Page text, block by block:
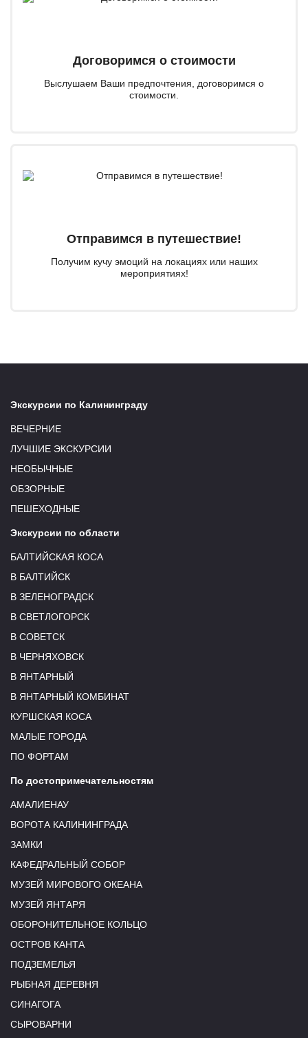
Договоримся о стоимости
Выслушаем Ваши предпочтения, договоримся о
стоимости.
Отправимся в путешествие!
Получим кучу эмоций на локациях или наших
мероприятиях!
Экскурсии по Калининграду
ВЕЧЕРНИЕ
ЛУЧШИЕ ЭКСКУРСИИ
НЕОБЫЧНЫЕ
ОБЗОРНЫЕ
ПЕШЕХОДНЫЕ
Экскурсии по области
БАЛТИЙСКАЯ КОСА
В БАЛТИЙСК
В ЗЕЛЕНОГРАДСК
В СВЕТЛОГОРСК
В СОВЕТСК
В ЧЕРНЯХОВСК
В ЯНТАРНЫЙ
В ЯНТАРНЫЙ КОМБИНАТ
КУРШСКАЯ КОСА
МАЛЫЕ ГОРОДА
ПО ФОРТАМ
По достопримечательностям
АМАЛИЕНАУ
ВОРОТА КАЛИНИНГРАДА
ЗАМКИ
КАФЕДРАЛЬНЫЙ СОБОР
МУЗЕЙ МИРОВОГО ОКЕАНА
МУЗЕЙ ЯНТАРЯ
ОБОРОНИТЕЛЬНОЕ КОЛЬЦО
ОСТРОВ КАНТА
ПОДЗЕМЕЛЬЯ
РЫБНАЯ ДЕРЕВНЯ
СИНАГОГА
СЫРОВАРНИ